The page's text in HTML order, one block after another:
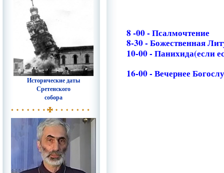
Исторические даты
Сретенского
собора
8 -00 - Псалмочтение
8-30 - Божественная
10-00 - Панихида(если
16-00 - Вечернее